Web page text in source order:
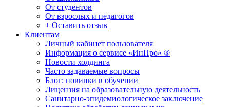
От студентов
От взрослых и педагогов
+ Оставить отзыв
Клиентам
Личный кабинет пользователя
Информация о сервисе «ИнПро» ®
Новости холдинга
Часто задаваемые вопросы
Блог: новинки в обучении
Лицензия на образовательную деятельность
Санитарно-эпидемиологическое заключение